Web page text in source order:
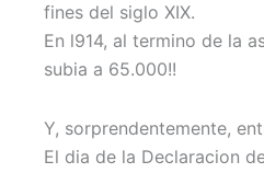
fines del siglo XIX.
En l914, al termino de la
subia a 65.000!!
Y, sorprendentemente,
El dia de la Declaracion